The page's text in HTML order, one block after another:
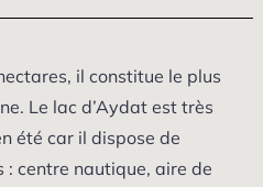
il constitue le plus
Le lac d’Aydat est très
été car il dispose de
centre nautique, aire de